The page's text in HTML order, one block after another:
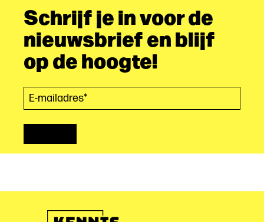
Schrijf je in voor de
nieuwsbrief en blijf
op de hoogte!